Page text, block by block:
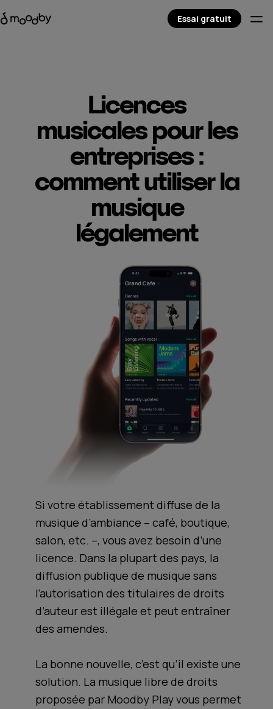
Licences
musicales pour les
entreprises :
comment utiliser la
musique
légalement
Si votre établissement diffuse de la
musique d’ambiance – café, boutique,
salon, etc. –, vous avez besoin d’une
licence. Dans la plupart des pays, la
diffusion publique de musique sans
l’autorisation des titulaires de droits
d’auteur est illégale et peut entraîner
des amendes.
La bonne nouvelle, c’est qu’il existe une
solution. La musique libre de droits
proposée par Moodby Play vous permet
Essai gratuit